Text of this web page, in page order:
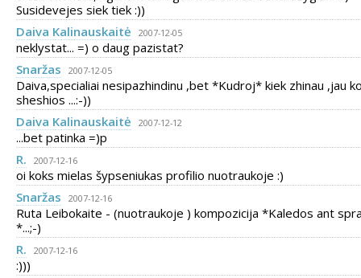
Susidevejes siek tiek :))
Daiva Kalinauskaitė
2007-12-05
neklystat... =) o daug pazistat?
Snaržas
2007-12-05
Daiva,specialiai nesipazhindinu ,bet *Kudroj* kiek zhinau ,jau
sheshios ...:-))
Daiva Kalinauskaitė
2007-12-12
...bet patinka =)p
R.
2007-12-16
oi koks mielas šypseniukas profilio nuotraukoje :)
Snaržas
2007-12-16
Ruta Leibokaite - (nuotraukoje ) kompozicija *Kaledos ant
*...;-)
R.
2007-12-16
:)))